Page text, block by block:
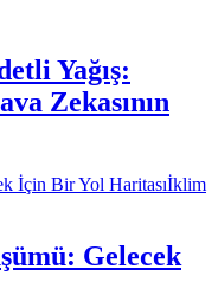
Yağış:
Zekasının
İklim
Gelecek